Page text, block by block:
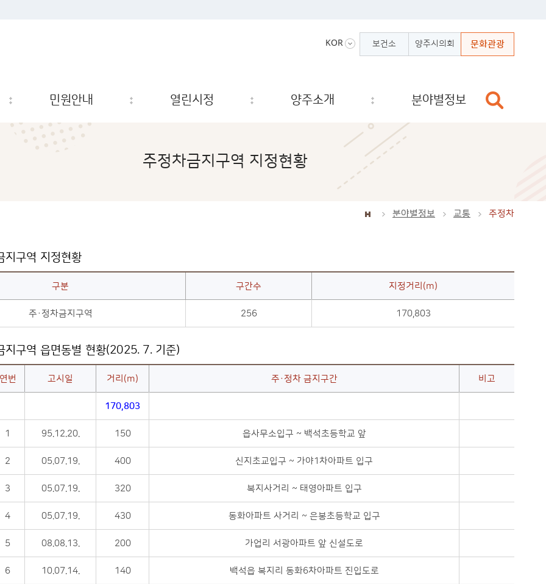
KOR 보건소 양주시의회 문화관광
민원안내 열린시정 양주소개 분야별정보
주정차금지구역 지정현황
분야별정보 교통 주정차
지구역 지정현황
구분 구간수 지정거리(m)
주·정차금지구역 256 170,803
지구역 읍면동별 현황(2025. 7. 기준)
번 고시일 거리(m) 주·정차 금지구간 비고
170,803
1 95.12.20. 150 읍사무소입구 ~ 백석초등학교 앞
2 05.07.19. 400 신지초교입구 ~ 가야1차아파트 입구
3 05.07.19. 320 복지사거리 ~ 태영아파트 입구
4 05.07.19. 430 동화아파트 사거리 ~ 은봉초등학교 입구
5 08.08.13. 200 가업리 서광아파트 앞 신설도로
6 10.07.14. 140 백석읍 복지리 동화6차아파트 진입도로